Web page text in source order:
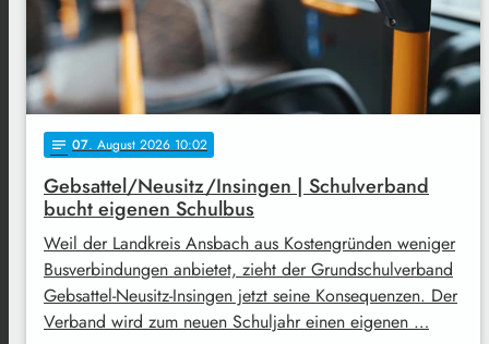
notes 07. August 2026 10:02
Gebsattel/Neusitz/Insingen | Schulverband
bucht eigenen Schulbus
Weil der Landkreis Ansbach aus Kostengründen weniger
Busverbindungen anbietet, zieht der Grundschulverband
Gebsattel-Neusitz-Insingen jetzt seine Konsequenzen. Der
Verband wird zum neuen Schuljahr einen eigenen …